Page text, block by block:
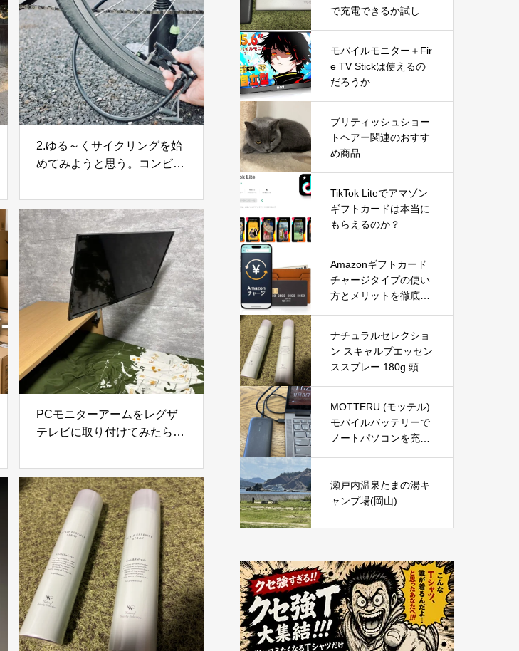
2.ゆる～くサイクリングを始
めてみようと思う。コンビニ
PCモニターアームをレグザ
テレビに取り付けてみたら快
トで実現した便利な使い方
で充電できるか試して
モバイルモニター＋Fir
e TV Stickは使えるの
だろうか
ブリティッシュショー
トヘアー関連のおすす
め商品
TikTok Liteでアマゾン
ギフトカードは本当に
もらえるのか？
Amazonギフトカード
チャージタイプの使い
方とメリットを徹底解
ナチュラルセレクショ
ン スキャルプエッセン
ススプレー 180g 頭皮
手軽に頭皮と肌をリフ
レッシュ
MOTTERU (モッテル)
モバイルバッテリーで
ノートパソコンを充電
瀬戸内温泉たまの湯キ
ャンプ場(岡山)